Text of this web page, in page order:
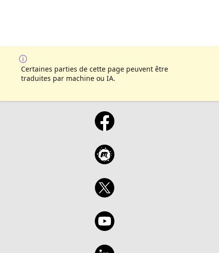
Certaines parties de cette page peuvent être
traduites par machine ou IA.